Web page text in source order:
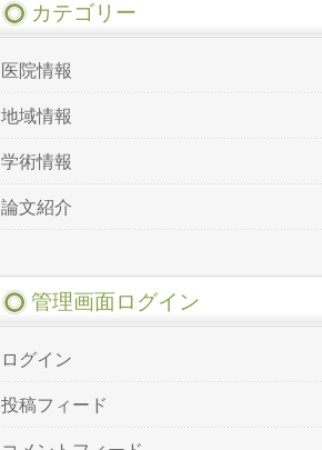
カテゴリー
医院情報
地域情報
学術情報
論文紹介
管理画面ログイン
ログイン
投稿フィード